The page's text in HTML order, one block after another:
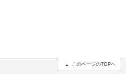
このページのTOPへ